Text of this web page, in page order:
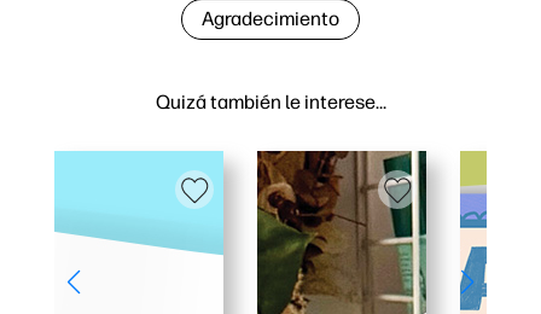
Quizá también le interese…
Agradecimiento